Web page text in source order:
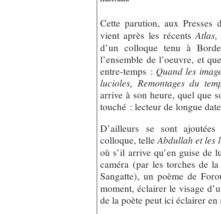
Cette parution, aux Presses
vient après les récentsAtlas,
d’un colloque tenu à
l’ensemble de l’oeuvre, et
entre-temps : Quand les
lucioles, Remontages du
arrive à son heure, quel que
touché : lecteur de longue
D’ailleurs se sont
colloque, telleAbdullah et les
où s’il arrive qu’en guise de
caméra (par les torches de
Sangatte), un poème de
moment, éclairer le visage
de la poète peut ici éclairer